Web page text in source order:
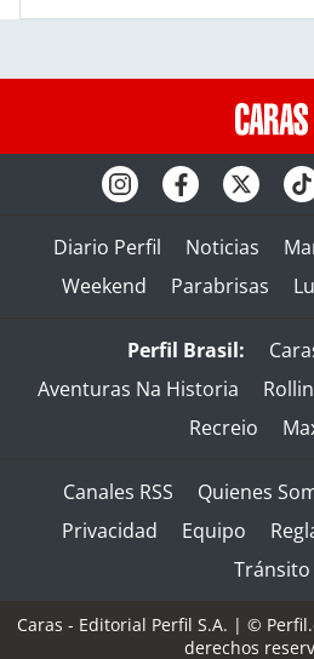
Diario Perfil Noticias
Weekend
Parabrisas
Perfil Brasil:
Aventuras Na Historia
Recreio
Canales RSS Quienes
Privacidad
Equipo
Tránsito
Caras - Editorial Perfil S.A. | ©
derechos